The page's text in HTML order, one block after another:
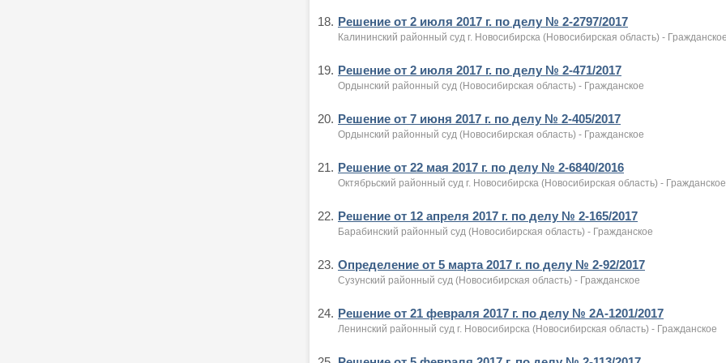
18. Решение от 2 июля 2017 г. по делу № 2-2797/2017
Калининский районный суд г. Новосибирска (Новосибирская область) -
19. Решение от 2 июля 2017 г. по делу № 2-471/2017
Ордынский районный суд (Новосибирская область) - Гражданское
20. Решение от 7 июня 2017 г. по делу № 2-405/2017
Ордынский районный суд (Новосибирская область) - Гражданское
21. Решение от 22 мая 2017 г. по делу № 2-6840/2016
Октябрьский районный суд г. Новосибирска (Новосибирская область) - Гражданское
22. Решение от 12 апреля 2017 г. по делу № 2-165/2017
Барабинский районный суд (Новосибирская область) - Гражданское
23. Определение от 5 марта 2017 г. по делу № 2-92/2017
Сузунский районный суд (Новосибирская область) - Гражданское
24. Решение от 21 февраля 2017 г. по делу № 2А-1201/2017
Ленинский районный суд г. Новосибирска (Новосибирская область) - Гражданское